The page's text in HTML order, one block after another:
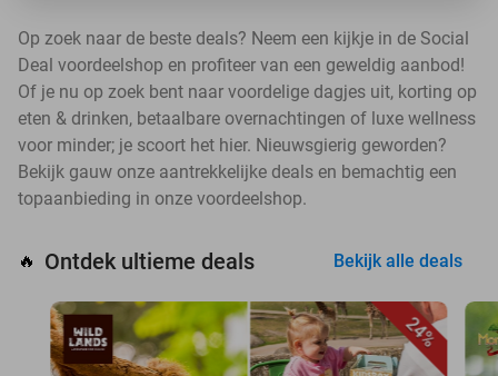
Op zoek naar de beste deals? Neem een kijkje in de Social
Deal voordeelshop en profiteer van een geweldig aanbod!
Of je nu op zoek bent naar voordelige dagjes uit, korting op
eten & drinken, betaalbare overnachtingen of luxe wellness
voor minder; je scoort het hier. Nieuwsgierig geworden?
Bekijk gauw onze aantrekkelijke deals en bemachtig een
topaanbieding in onze voordeelshop.
🔥 Ontdek ultieme deals Bekijk alle deals
24%